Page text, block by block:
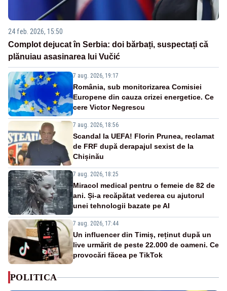
24 feb. 2026, 15:50
Complot dejucat în Serbia: doi bărbați, suspectați că
plănuiau asasinarea lui Vučić
7 aug. 2026, 19:17
România, sub monitorizarea Comisiei
Europene din cauza crizei energetice. Ce
cere Victor Negrescu
7 aug. 2026, 18:56
Scandal la UEFA! Florin Prunea, reclamat
de FRF după derapajul sexist de la
Chișinău
7 aug. 2026, 18:25
Miracol medical pentru o femeie de 82 de
ani. Și-a recăpătat vederea cu ajutorul
unei tehnologii bazate pe AI
7 aug. 2026, 17:44
Un influencer din Timiș, reținut după un
live urmărit de peste 22.000 de oameni. Ce
provocări făcea pe TikTok
POLITICA